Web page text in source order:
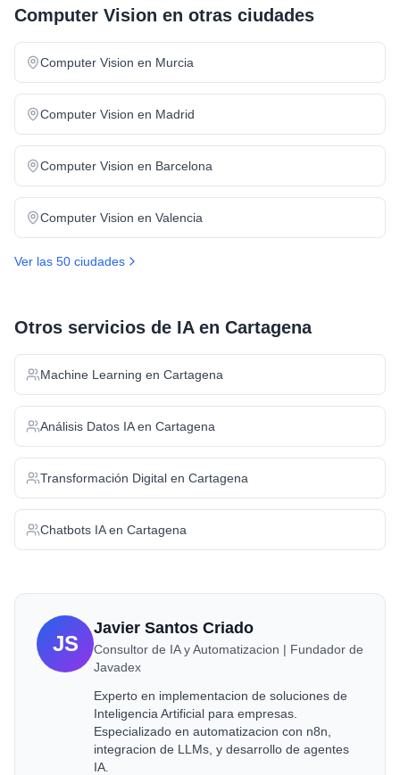
Computer Vision en otras ciudades
Computer Vision en Murcia
Computer Vision en Madrid
Computer Vision en Barcelona
Computer Vision en Valencia
Ver las 50 ciudades
Otros servicios de IA en Cartagena
Machine Learning en Cartagena
Análisis Datos IAen Cartagena
Transformación Digital en Cartagena
Chatbots IAen Cartagena
JS
Javier Santos Criado
Consultor de IA y Automatizacion | Fundador de
Javadex
Experto en implementacion de soluciones de
Inteligencia Artificial para empresas.
Especializado en automatizacion con n8n,
integracion de LLMs, y desarrollo de agentes
IA.